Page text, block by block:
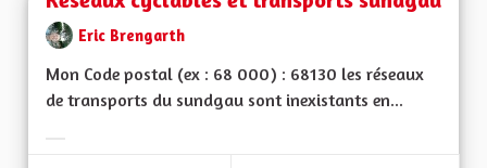
Eric Brengarth
Mon Code postal (ex : 68 000) : 68130 les réseaux
de transports du sundgau sont inexistants en...